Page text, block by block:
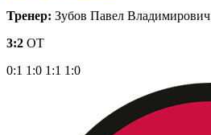
Тренер: Зубов Павел Владимирович
3:2 ОТ
0:1 1:0 1:1 1:0